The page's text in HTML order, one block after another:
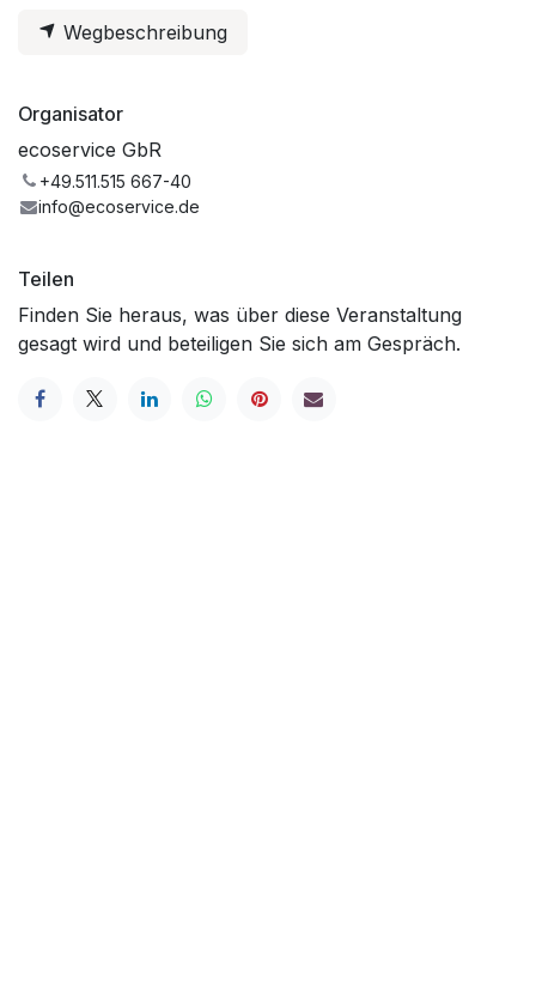
Wegbeschreibung
Organisator
ecoservice GbR
+49.511.515 667-40
info@ecoservice.de
Teilen
Finden Sie heraus, was über diese Veranstaltung
gesagt wird und beteiligen Sie sich am Gespräch.